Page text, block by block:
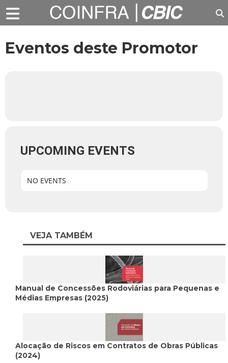
Eventos deste Promotor
UPCOMING EVENTS
NO EVENTS
VEJA TAMBÉM
Manual de Concessões Rodoviárias para Pequenas e
Médias Empresas (2025)
Alocação de Riscos em Contratos de Obras Públicas
(2024)